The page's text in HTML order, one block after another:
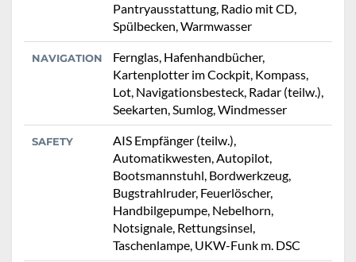
Pantryausstattung, Radio mit CD,
Spülbecken, Warmwasser
NAVIGATION
Fernglas, Hafenhandbücher,
Kartenplotter im Cockpit, Kompass,
Lot, Navigationsbesteck, Radar (teilw.),
Seekarten, Sumlog, Windmesser
SAFETY
AIS Empfänger (teilw.),
Automatikwesten, Autopilot,
Bootsmannstuhl, Bordwerkzeug,
Bugstrahlruder, Feuerlöscher,
Handbilgepumpe, Nebelhorn,
Notsignale, Rettungsinsel,
Taschenlampe, UKW-Funk m. DSC